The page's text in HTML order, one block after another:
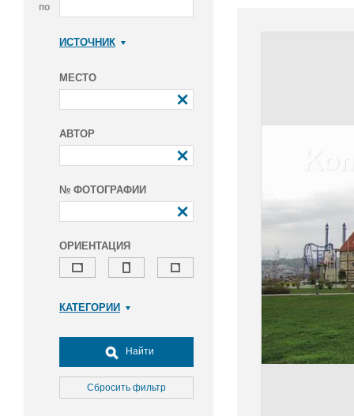
по
ИСТОЧНИК
МЕСТО
АВТОР
№ ФОТОГРАФИИ
ОРИЕНТАЦИЯ
КАТЕГОРИИ
Досуг, туризм и отдых
Культура
Медицина
Найти
Сбросить фильтр